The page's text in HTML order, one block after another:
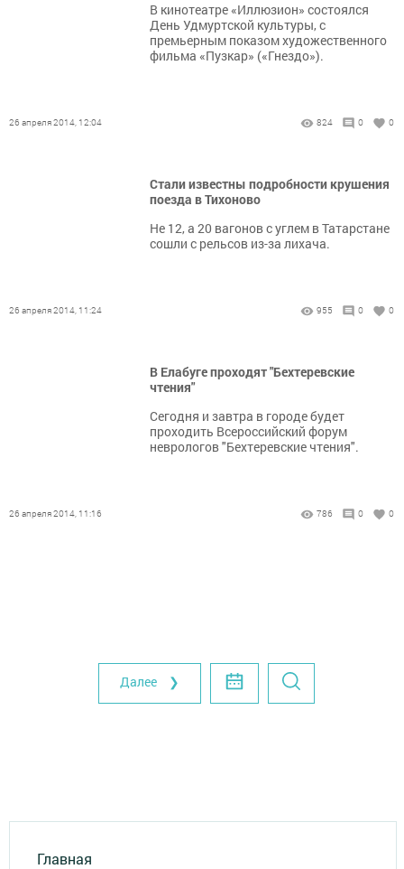
В кинотеатре «Иллюзион» состоялся
День Удмуртской культуры, с
премьерным показом художественного
фильма «Пузкар» («Гнездо»).
26 апреля 2014, 12:04 824 0 0
Стали известны подробности крушения
поезда в Тихоново
Не 12, а 20 вагонов с углем в Татарстане
сошли с рельсов из-за лихача.
26 апреля 2014, 11:24 955 0 0
В Елабуге проходят "Бехтеревские
чтения"
Сегодня и завтра в городе будет
проходить Всероссийский форум
неврологов "Бехтеревские чтения".
26 апреля 2014, 11:16 786 0 0
Далее ❯
Главная